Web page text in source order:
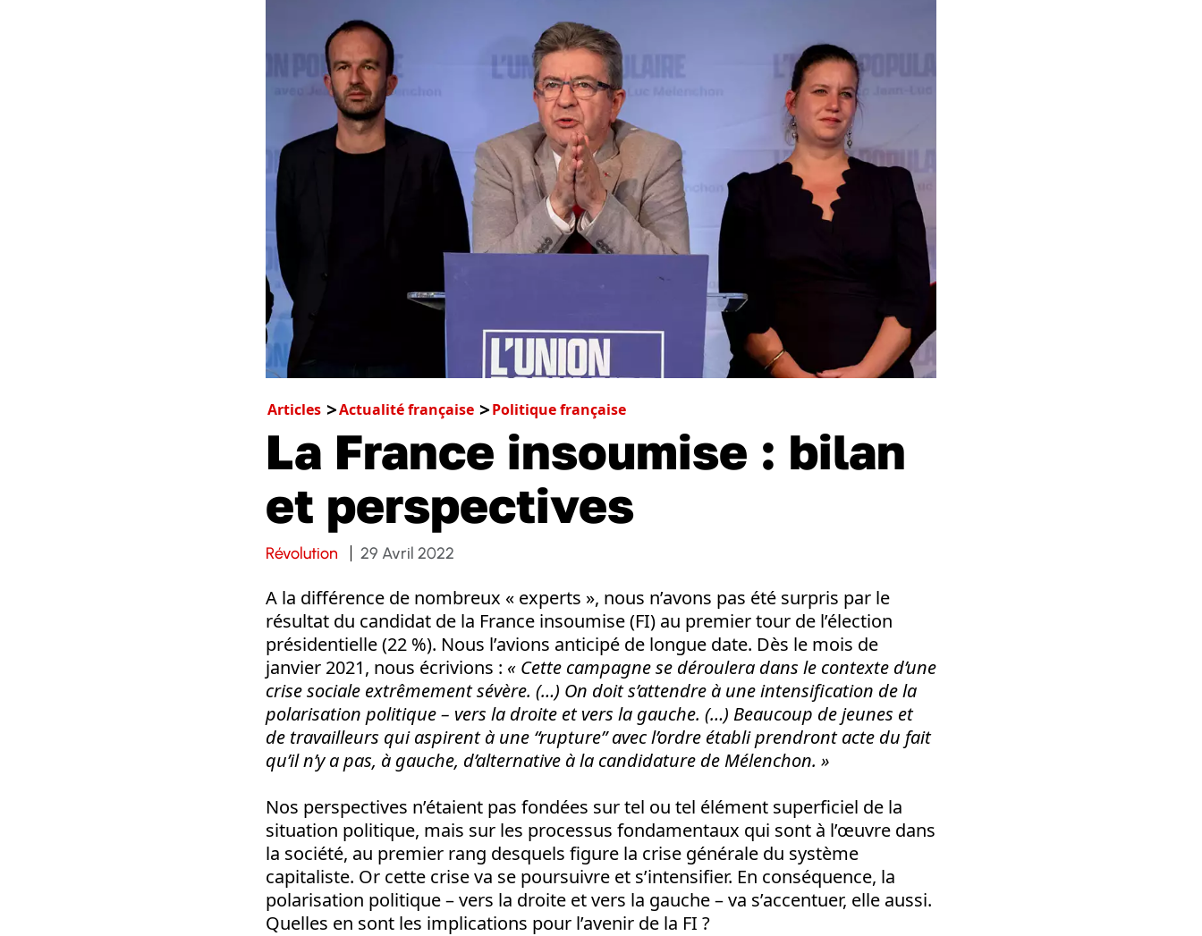
Articles Actualité française Politique française
La France insoumise : bilan
et perspectives
Révolution 29 Avril 2022
A la différence de nombreux « experts », nous n’avons pas été surpris par le
résultat du candidat de la France insoumise (FI) au premier tour de l’élection
présidentielle (22 %). Nous l’avions anticipé de longue date. Dès le mois de
janvier 2021, nous écrivions : « Cette campagne se déroulera dans le contexte d’une
crise sociale extrêmement sévère. (…) On doit s’attendre à une intensification de la
polarisation politique – vers la droite et vers la gauche. (…) Beaucoup de jeunes et
de travailleurs qui aspirent à une “rupture” avec l’ordre établi prendront acte du fait
qu’il n’y a pas, à gauche, d’alternative à la candidature de Mélenchon. »
Nos perspectives n’étaient pas fondées sur tel ou tel élément superficiel de la
situation politique, mais sur les processus fondamentaux qui sont à l’œuvre dans
la société, au premier rang desquels figure la crise générale du système
capitaliste. Or cette crise va se poursuivre et s’intensifier. En conséquence, la
polarisation politique – vers la droite et vers la gauche – va s’accentuer, elle aussi.
Quelles en sont les implications pour l’avenir de la FI ?